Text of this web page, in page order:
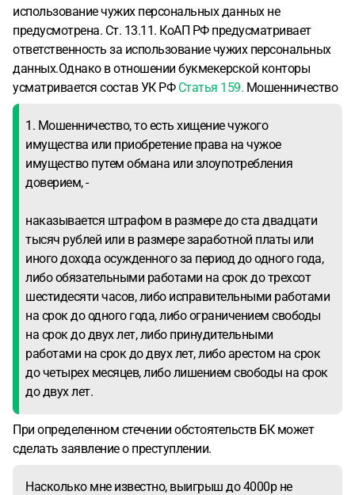
использование чужих персональных данных не
предусмотрена. Ст. 13.11. КоАП РФ предусматривает
ответственность за использование чужих персональных
данных.Однако в отношении букмекерской конторы
усматривается состав УК РФ Статья 159. Мошенничество
1. Мошенничество, то есть хищение чужого
имущества или приобретение права на чужое
имущество путем обмана или злоупотребления
доверием, -
наказывается штрафом в размере до ста двадцати
тысяч рублей или в размере заработной платы или
иного дохода осужденного за период до одного года,
либо обязательными работами на срок до трехсот
шестидесяти часов, либо исправительными работами
на срок до одного года, либо ограничением свободы
на срок до двух лет, либо принудительными
работами на срок до двух лет, либо арестом на срок
до четырех месяцев, либо лишением свободы на срок
до двух лет.
При определенном стечении обстоятельств БК может
сделать заявление о преступлении.
Насколько мне известно, выигрыш до 4000р не